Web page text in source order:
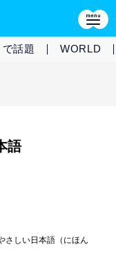
話題 WORLD
語
さしい日本語（にほん